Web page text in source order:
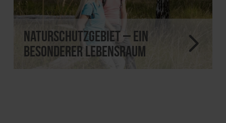
Naturschutzgebiet – ein
besonderer Lebensraum